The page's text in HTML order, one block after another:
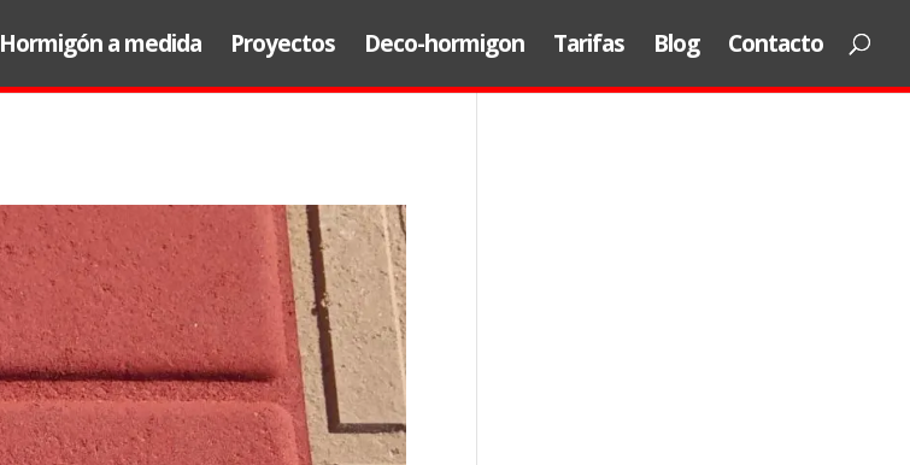
Hormigón a medida Proyectos Deco-hormigon Tarifas Blog Contacto